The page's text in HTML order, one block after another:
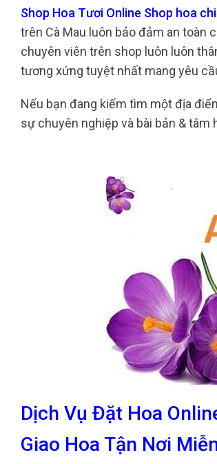
Shop Hoa Tươi Online Shop hoa
trên Cà Mau luôn bảo đảm an toàn
chuyên viên trên shop luôn luôn
tương xứng tuyệt nhất mang yêu
Nếu bạn đang kiếm tìm một địa
sự chuyên nghiệp và bài bản & tâm
Dịch Vụ Đặt Hoa
Giao Hoa Tận Nơi